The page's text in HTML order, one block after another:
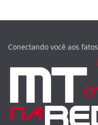
Conectando você aos fatos